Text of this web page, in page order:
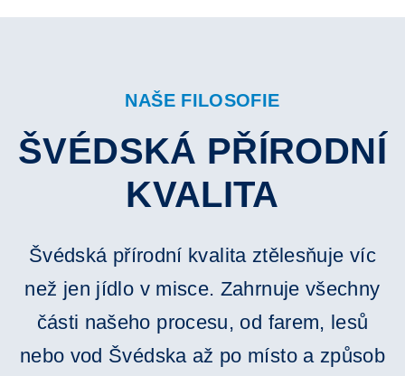
NAŠE FILOSOFIE
ŠVÉDSKÁ PŘÍRODNÍ
KVALITA
Švédská přírodní kvalita ztělesňuje víc
než jen jídlo v misce. Zahrnuje všechny
části našeho procesu, od farem, lesů
nebo vod Švédska až po místo a způsob